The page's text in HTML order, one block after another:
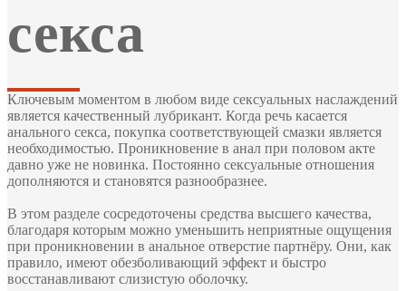
секса
Ключевым моментом в любом виде сексуальных наслаждений
является качественный лубрикант. Когда речь касается
анального секса, покупка соответствующей смазки является
необходимостью. Проникновение в анал при половом акте
давно уже не новинка. Постоянно сексуальные отношения
дополняются и становятся разнообразнее.
В этом разделе сосредоточены средства высшего качества,
благодаря которым можно уменьшить неприятные ощущения
при проникновении в анальное отверстие партнёру. Они, как
правило, имеют обезболивающий эффект и быстро
восстанавливают слизистую оболочку.